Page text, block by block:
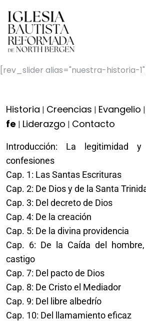
[rev_slider alias="nuestra-historia-
Historia | Creencias | Evangelio |
fe | Liderazgo | Contacto
Introducción: La
confesiones
Cap. 1: Las Santas Escrituras
Cap. 2: De Dios y de la Santa
Cap. 3: Del decreto de Dios
Cap. 4: De la creación
Cap. 5: De la divina providencia
Cap. 6: De la Caída del
castigo
Cap. 7: Del pacto de Dios
Cap. 8: De Cristo el Mediador
Cap. 9: Del libre albedrío
Cap. 10: Del llamamiento eficaz